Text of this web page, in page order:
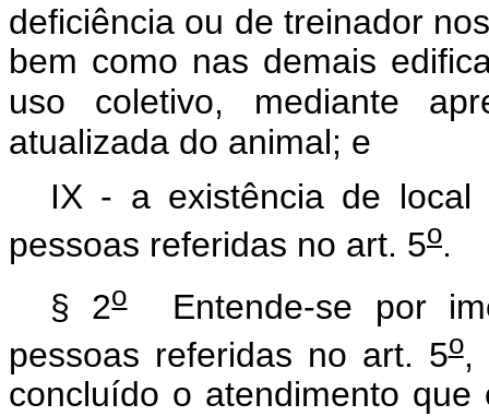
deficiência ou de treinador
bem como nas demais
uso coletivo, mediante
atualizada do animal; e
IX - a existência de local
pessoas referidas no art. 5o.
§ 2oEntende-se por
pessoas referidas no art. 5o,
concluído o atendimento